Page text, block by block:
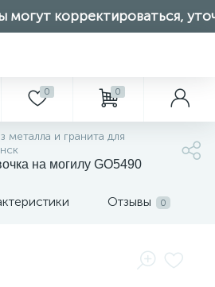
могут корректироваться,
0 0
металла и гранита для
на могилу GO5490
Отзывы 0